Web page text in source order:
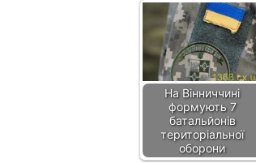
На Вінниччині
формують 7
батальйонів
територіальної
оборони